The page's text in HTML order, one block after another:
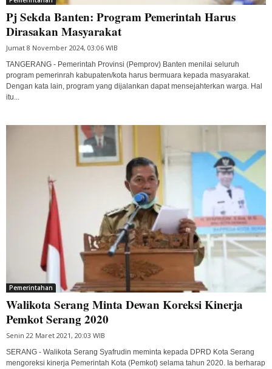
Pj Sekda Banten: Program Pemerintah Harus
Dirasakan Masyarakat
Jumat 8 November 2024, 03:06 WIB
TANGERANG - Pemerintah Provinsi (Pemprov) Banten menilai seluruh
program pemerinrah kabupaten/kota harus bermuara kepada masyarakat.
Dengan kata lain, program yang dijalankan dapat mensejahterkan warga. Hal
itu...
Pemerintahan
Walikota Serang Minta Dewan Koreksi Kinerja
Pemkot Serang 2020
Senin 22 Maret 2021, 20:03 WIB
SERANG - Walikota Serang Syafrudin meminta kepada DPRD Kota Serang
mengoreksi kinerja Pemerintah Kota (Pemkot) selama tahun 2020. Ia berharap